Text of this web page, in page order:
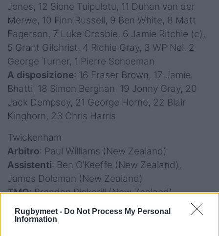
Rugbymeet - Do Not Process My Personal
Information
Jones, 12 Sione Tuipulotu, 11 Duhan van der
Merwe, 10 Finn Russell, 9 Ben White, 8 Matt
Fagerson, 7 Luke Crosbie, 6 Jamie Ritchie (c),
5 Grant Gilchrist, 4 Richie Gray, 3 WP Nel, 2
George Turner, 1 Pierre Schoeman
A disposizione: 16 Fraser Brown, 17 Jamie
Bhatti, 18 Simon Berghan, 19 Jonny Gray, 20
Jack Dempsey, 21 George Horne, 22 Blair
Kinghorn, 23 Chris Harris
Twickenham
Arbitro: Paul Williams (New Zealand)
Assistenti: Ben O’Keeffe (New Zealand),
James Doleman (New Zealand)
TMO: Brendan Pickerill (New Zealand)